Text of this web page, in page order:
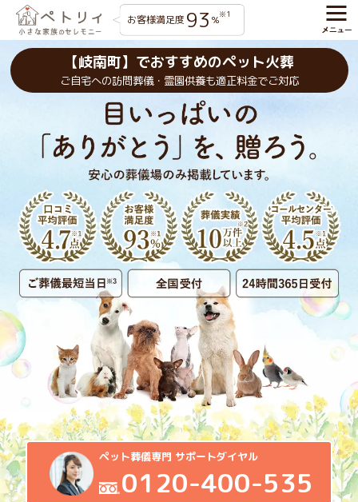
お客様満足度 93 %※1
【岐南町】でおすすめのペット火葬
ご自宅への訪問葬儀・霊園供養も適正料金でご対応
ペット葬儀専門 サポートダイヤル
0120-400-535